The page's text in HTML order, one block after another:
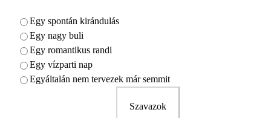
Egy spontán kirándulás
Egy nagy buli
Egy romantikus randi
Egy vízparti nap
Egyáltalán nem tervezek már semmit
Szavazok